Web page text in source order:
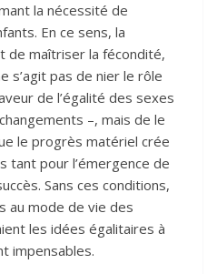
la nécessité de
En ce sens, la
de maîtriser la fécondité,
s’agit pas de nier le rôle
de l’égalité des sexes
–, mais de le
le progrès matériel crée
tant pour l’émergence de
Sans ces conditions,
au mode de vie des
les idées égalitaires à
impensables.